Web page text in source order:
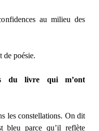
au milieu des
de poésie.
du livre qui m’ont
les constellations. On dit
bleu parce qu’il reflète